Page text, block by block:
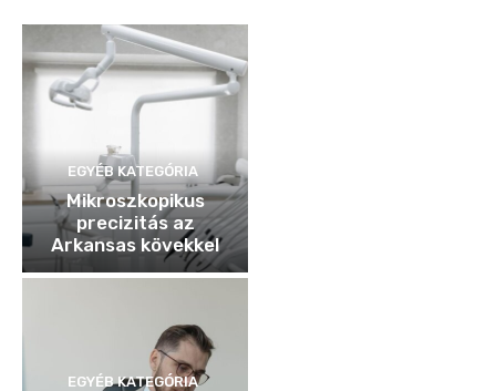
EGYÉB KATEGÓRIA
Mikroszkopikus
precizitás az
Arkansas kövekkel
EGYÉB KATEGÓRIA